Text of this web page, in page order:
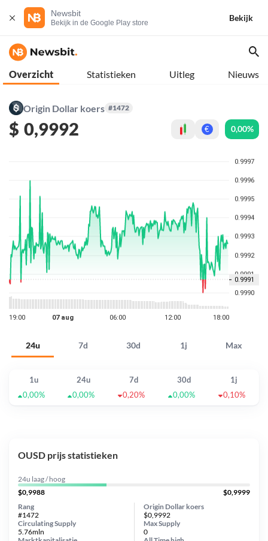
Newsbit
Bekijk in de Google Play store
Bekijk
Overzicht Statistieken Uitleg Nieuws
Origin Dollar koers #1472
$ 0,9992 € 0,00%
24u 7d 30d 1j Max
1u 24u 7d 30d
1j
0,00%
0,00% 0,20% 0,00% 0,10%
OUSD prijs statistieken
24u laag / hoog
$0,9988
$0,9999
Origin Dollar koers
$0,9992
Circulating Supply
5.76mln
Max Supply
0
Rang
#1472